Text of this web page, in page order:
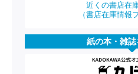
近くの書店在
（書店在庫情報
紙の本・雑